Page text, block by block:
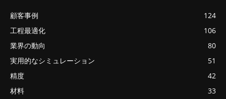
顧客事例
124
工程最適化
106
業界の動向
80
実用的なシミュレーション
51
精度
42
材料
33